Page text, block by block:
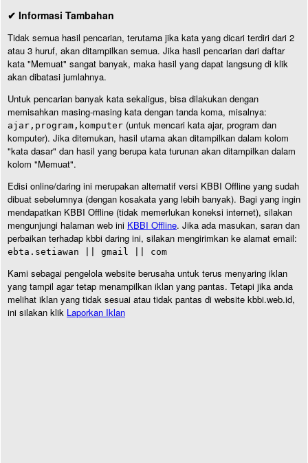
✔ Informasi Tambahan
Tidak semua hasil pencarian, terutama jika kata yang dicari terdiri dari 2
atau 3 huruf, akan ditampilkan semua. Jika hasil pencarian dari daftar
kata "Memuat" sangat banyak, maka hasil yang dapat langsung di klik
akan dibatasi jumlahnya.
Untuk pencarian banyak kata sekaligus, bisa dilakukan dengan
memisahkan masing-masing kata dengan tanda koma, misalnya:
ajar,program,komputer (untuk mencari kata ajar, program dan
komputer). Jika ditemukan, hasil utama akan ditampilkan dalam kolom
"kata dasar" dan hasil yang berupa kata turunan akan ditampilkan dalam
kolom "Memuat".
Edisi online/daring ini merupakan alternatif versi KBBI Offline yang sudah
dibuat sebelumnya (dengan kosakata yang lebih banyak). Bagi yang ingin
mendapatkan KBBI Offline (tidak memerlukan koneksi internet), silakan
mengunjungi halaman web ini KBBI Offline. Jika ada masukan, saran dan
perbaikan terhadap kbbi daring ini, silakan mengirimkan ke alamat email:
ebta.setiawan || gmail || com
Kami sebagai pengelola website berusaha untuk terus menyaring iklan
yang tampil agar tetap menampilkan iklan yang pantas. Tetapi jika anda
melihat iklan yang tidak sesuai atau tidak pantas di website kbbi.web.id,
ini silakan klik Laporkan Iklan